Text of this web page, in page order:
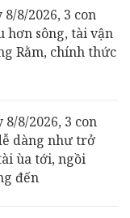
8/2026, 3 con
hơn sông, tài vận
Rằm, chính thức
8/2026, 3 con
dàng như trở
ùa tới, ngồi
đến